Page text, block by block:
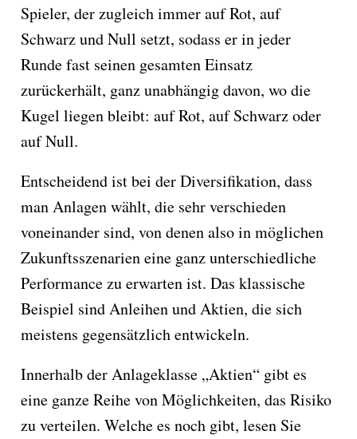
Spieler, der zugleich immer auf Rot, auf
Schwarz und Null setzt, sodass er in jeder
Runde fast seinen gesamten Einsatz
zurückerhält, ganz unabhängig davon, wo die
Kugel liegen bleibt: auf Rot, auf Schwarz oder
auf Null.
Entscheidend ist bei der Diversifikation, dass
man Anlagen wählt, die sehr verschieden
voneinander sind, von denen also in möglichen
Zukunftsszenarien eine ganz unterschiedliche
Performance zu erwarten ist. Das klassische
Beispiel sind Anleihen und Aktien, die sich
meistens gegensätzlich entwickeln.
Innerhalb der Anlageklasse „Aktien“ gibt es
eine ganze Reihe von Möglichkeiten, das Risiko
zu verteilen. Welche es noch gibt, lesen Sie